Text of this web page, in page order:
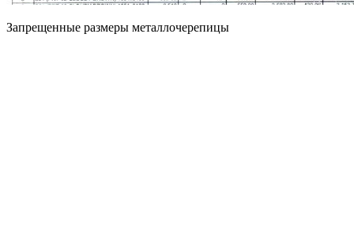
Запрещенные размеры металлочерепицы